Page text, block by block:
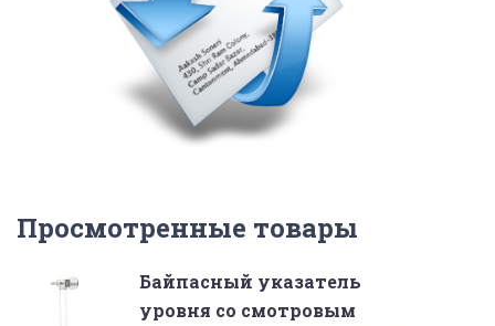
Просмотренные товары
Байпасный указатель
уровня со смотровым